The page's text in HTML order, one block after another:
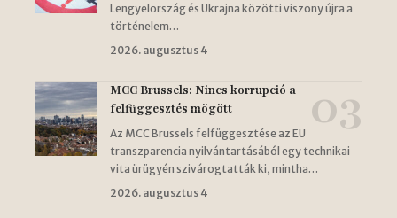
Lengyelország és Ukrajna közötti viszony újra a
történelem…
2026. augusztus 4
MCC Brussels: Nincs korrupció a
felfüggesztés mögött
Az MCC Brussels felfüggesztése az EU
transzparencia nyilvántartásából egy technikai
vita ürügyén szivárogtatták ki, mintha…
2026. augusztus 4